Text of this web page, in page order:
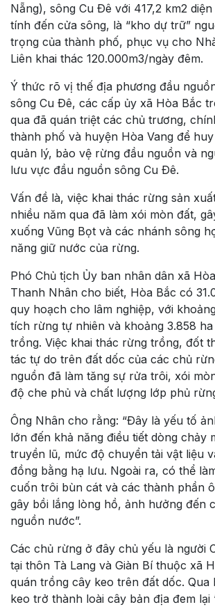
Nẵng), sông Cu Ðê với 417,2 km2
tính đến cửa sông, là “kho dự trữ”
trọng của thành phố, phục vụ cho
Liên khai thác 120.000m3/ngày đêm.
Ý thức rõ vị thế địa phương đầu
sông Cu Ðê, các cấp ủy xã Hòa Bắc
qua đã quán triệt các chủ trương,
thành phố và huyện Hòa Vang để
quản lý, bảo vệ rừng đầu nguồn và
lưu vực đầu nguồn sông Cu Ðê.
Vấn đề là, việc khai thác rừng sản
nhiều năm qua đã làm xói mòn đất,
xuống Vũng Bọt và các nhánh sông
năng giữ nước của rừng.
Phó Chủ tịch Ủy ban nhân dân xã
Thanh Nhân cho biết, Hòa Bắc có
quy hoạch cho lâm nghiệp, với
tích rừng tự nhiên và khoảng 3.858
trồng. Việc khai thác rừng trồng, đốt
tác tự do trên đất dốc của các chủ
nguồn đã làm tăng sự rửa trôi, xói
độ che phủ và chất lượng lớp phủ
Ông Nhân cho rằng: “Ðây là yếu tố
lớn đến khả năng điều tiết dòng chảy
truyền lũ, mức độ chuyển tải vật liệu
đồng bằng hạ lưu. Ngoài ra, có thể
cuốn trôi bùn cát và các thành phần
gây bồi lắng lòng hồ, ảnh hưởng đến
nguồn nước”.
Các chủ rừng ở đây chủ yếu là người
tại thôn Tà Lang và Giàn Bí thuộc xã
quán trồng cây keo trên đất dốc. Qua
keo trở thành loài cây bản địa đem lại